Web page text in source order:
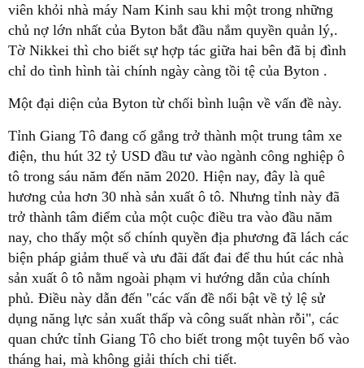
viên khỏi nhà máy Nam Kinh sau khi một trong những
chủ nợ lớn nhất của Byton bắt đầu nắm quyền quản lý,.
Tờ Nikkei thì cho biết sự hợp tác giữa hai bên đã bị đình
chỉ do tình hình tài chính ngày càng tồi tệ của Byton .
Một đại diện của Byton từ chối bình luận về vấn đề này.
Tỉnh Giang Tô đang cố gắng trở thành một trung tâm xe
điện, thu hút 32 tỷ USD đầu tư vào ngành công nghiệp ô
tô trong sáu năm đến năm 2020. Hiện nay, đây là quê
hương của hơn 30 nhà sản xuất ô tô. Nhưng tỉnh này đã
trở thành tâm điểm của một cuộc điều tra vào đầu năm
nay, cho thấy một số chính quyền địa phương đã lách các
biện pháp giảm thuế và ưu đãi đất đai để thu hút các nhà
sản xuất ô tô nằm ngoài phạm vi hướng dẫn của chính
phủ. Điều này dẫn đến "các vấn đề nổi bật về tỷ lệ sử
dụng năng lực sản xuất thấp và công suất nhàn rỗi", các
quan chức tỉnh Giang Tô cho biết trong một tuyên bố vào
tháng hai, mà không giải thích chi tiết.